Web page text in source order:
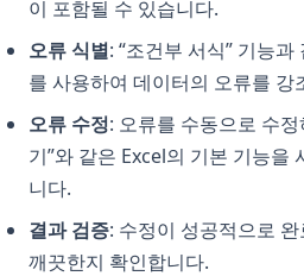
이 포함될 수 있습니다.
오류 식별: “조건부 서식” 기능
를 사용하여 데이터의 오류를 강
오류 수정: 오류를 수동으로 수
기”와 같은 Excel의 기본 기능을
니다.
결과 검증: 수정이 성공적으로
깨끗한지 확인합니다.